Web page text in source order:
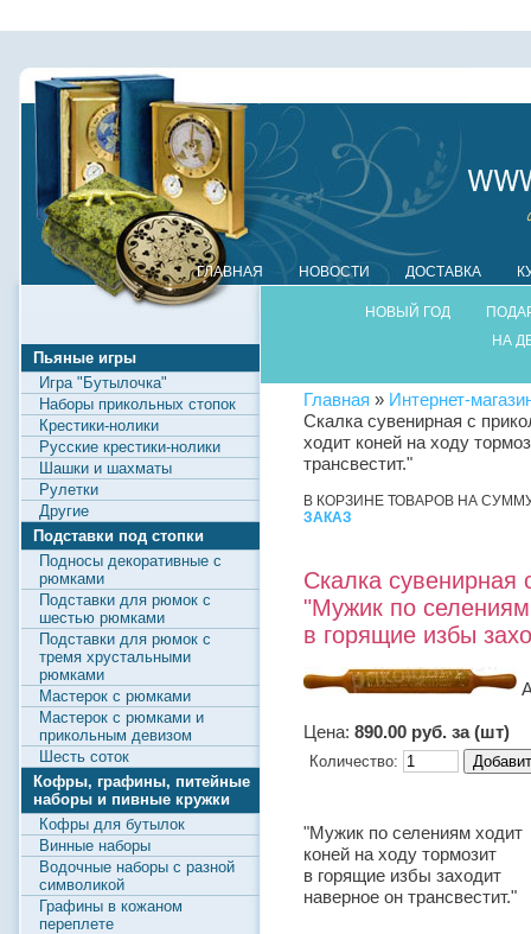
ГЛАВНАЯ НОВОСТИ ДОСТАВКА
НОВЫЙ ГОД
НА
Главная » Интернет-
Скалка сувенирная с
ходит коней на ходу
трансвестит."
В КОРЗИНЕ ТОВАРОВ НА
ЗАКАЗ
Скалка сувенирная
"Мужик по селениям
в горящие избы
Цена: 890.00 руб. за (шт)
Количество:
"Мужик по селениям ходит
коней на ходу тормозит
в горящие избы заходит
наверное он трансвестит."
Пьяные игры
Игра "Бутылочка"
Наборы прикольных стопок
Крестики-нолики
Русские крестики-нолики
Шашки и шахматы
Рулетки
Другие
Подставки под стопки
Подносы декоративные с
рюмками
Подставки для рюмок с
шестью рюмками
Подставки для рюмок с
тремя хрустальными
рюмками
Мастерок с рюмками
Мастерок с рюмками и
прикольным девизом
Шесть соток
Кофры, графины, питейные
наборы и пивные кружки
Кофры для бутылок
Винные наборы
Водочные наборы с разной
символикой
Графины в кожаном
переплете